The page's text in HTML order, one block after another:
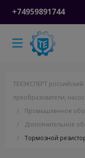
+74959891744
ТЕХЭКСПЕРТ
преобразователи,
/
Промышленное
/
Дополнительное
/
Тормозной